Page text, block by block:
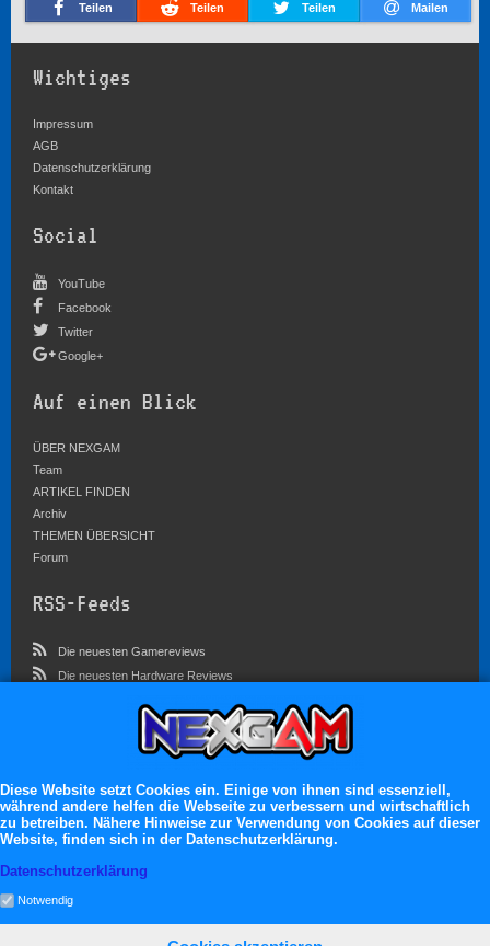
Teilen Teilen Teilen Mailen
Wichtiges
Impressum
AGB
Datenschutzerklärung
Kontakt
Social
YouTube
Facebook
Twitter
Google+
Auf einen Blick
ÜBER NEXGAM
Team
ARTIKEL FINDEN
Archiv
THEMEN ÜBERSICHT
Forum
RSS-Feeds
Die neuesten Gamereviews
Die neuesten Hardware Reviews
Im Forum sind zur Zeit 4546 Benutzer online
Es erwarten dich:
13.119 registrierte Mitglieder
71.048 Themen
Diese Website setzt Cookies ein. Einige von ihnen sind essenziell,
während andere helfen die Webseite zu verbessern und wirtschaftlich
zu betreiben. Nähere Hinweise zur Verwendung von Cookies auf dieser
Website, finden sich in der Datenschutzerklärung.
Datenschutzerklärung
Notwendig